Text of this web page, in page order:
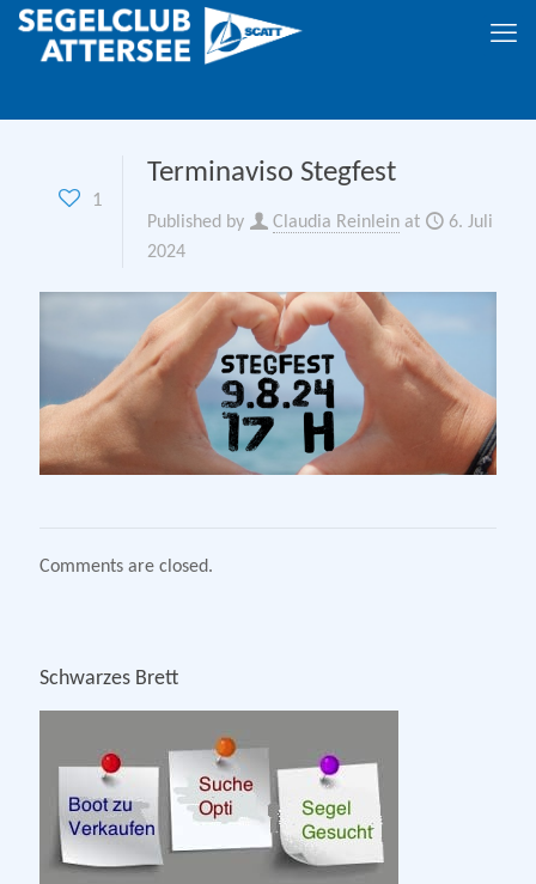
1
Terminaviso Stegfest
Published by Claudia Reinlein at
6. Juli
2024
Comments are closed.
Schwarzes Brett